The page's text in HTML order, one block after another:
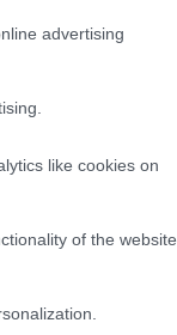
advertising
like cookies on
of the website